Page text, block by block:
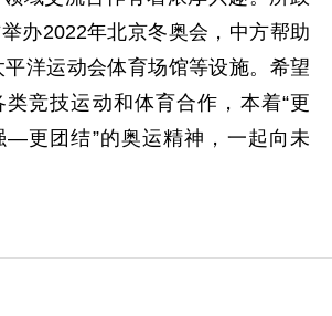
办2022年北京冬奥会，中方帮助
平洋运动会体育场馆等设施。希望
竞技运动和体育合作，本着“更
—更团结”的奥运精神，一起向未